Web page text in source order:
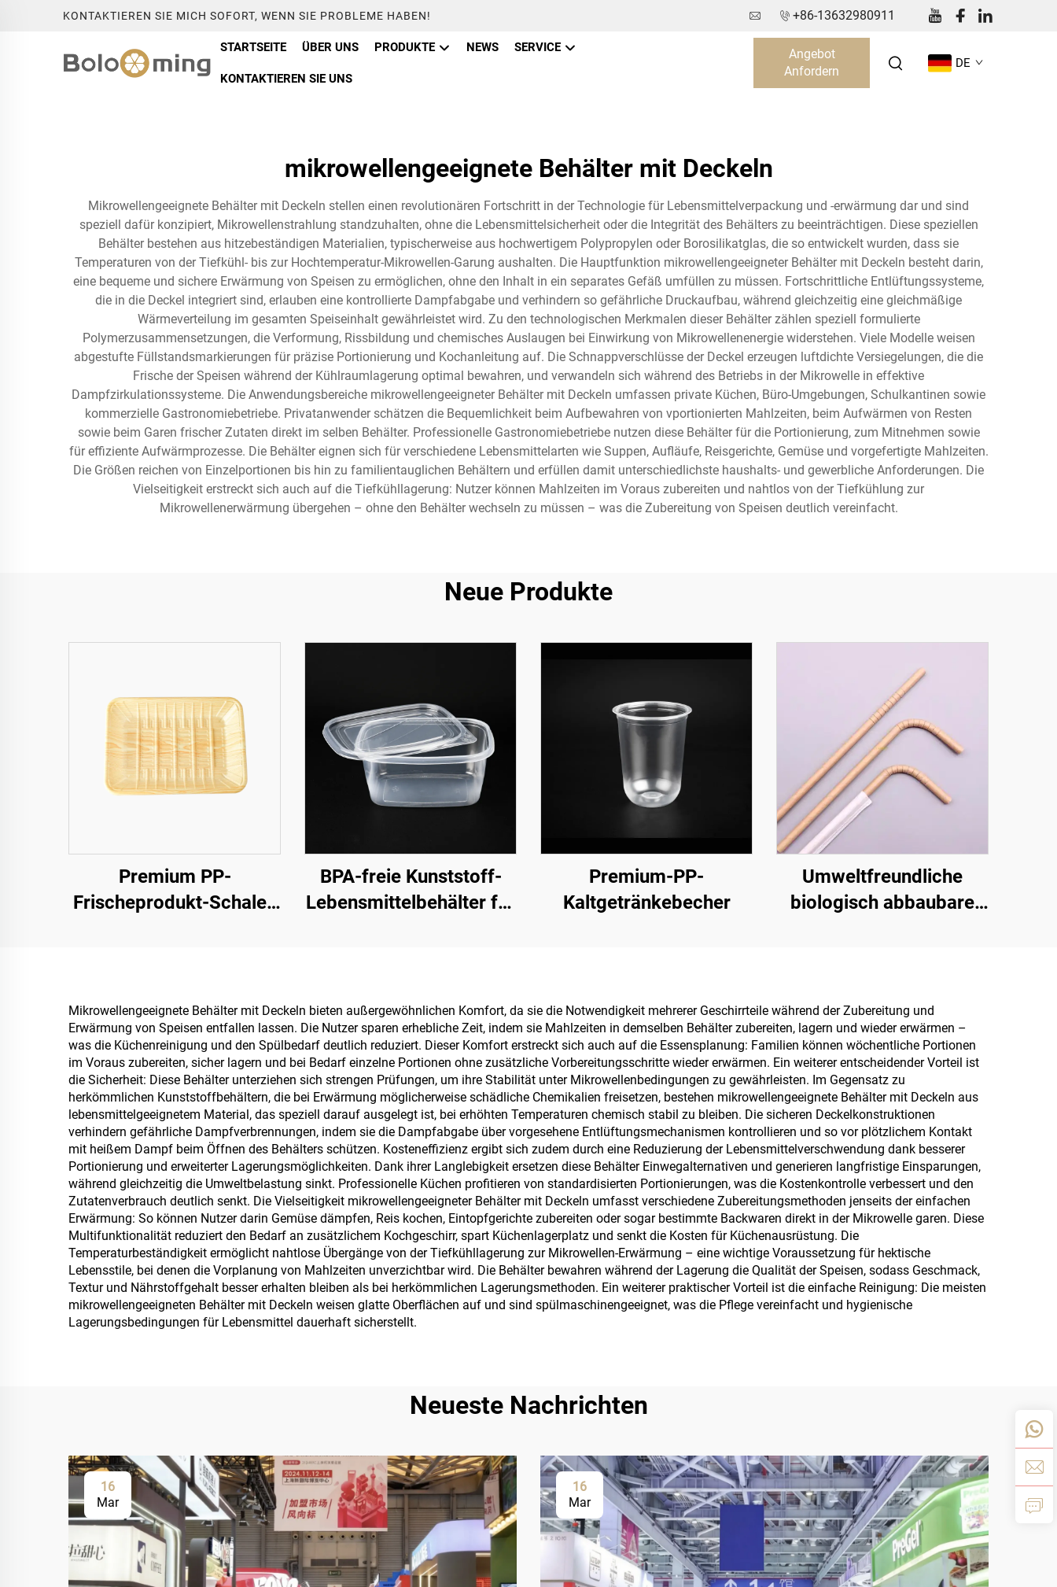
KONTAKTIEREN SIE MICH SOFORT, WENN SIE PROBLEME HABEN! +86-13632980911
STARTSEITE ÜBER UNS PRODUKTE NEWS SERVICE
KONTAKTIEREN SIE UNS
Angebot
Anfordern
DE
mikrowellengeeignete Behälter mit Deckeln
Mikrowellengeeignete Behälter mit Deckeln stellen einen revolutionären Fortschritt in der Technologie für Lebensmittelverpackung und -erwärmung dar und sind
speziell dafür konzipiert, Mikrowellenstrahlung standzuhalten, ohne die Lebensmittelsicherheit oder die Integrität des Behälters zu beeinträchtigen. Diese speziellen
Behälter bestehen aus hitzebeständigen Materialien, typischerweise aus hochwertigem Polypropylen oder Borosilikatglas, die so entwickelt wurden, dass sie
Temperaturen von der Tiefkühl- bis zur Hochtemperatur-Mikrowellen-Garung aushalten. Die Hauptfunktion mikrowellengeeigneter Behälter mit Deckeln besteht darin,
eine bequeme und sichere Erwärmung von Speisen zu ermöglichen, ohne den Inhalt in ein separates Gefäß umfüllen zu müssen. Fortschrittliche Entlüftungssysteme,
die in die Deckel integriert sind, erlauben eine kontrollierte Dampfabgabe und verhindern so gefährliche Druckaufbau, während gleichzeitig eine gleichmäßige
Wärmeverteilung im gesamten Speiseinhalt gewährleistet wird. Zu den technologischen Merkmalen dieser Behälter zählen speziell formulierte
Polymerzusammensetzungen, die Verformung, Rissbildung und chemisches Auslaugen bei Einwirkung von Mikrowellenenergie widerstehen. Viele Modelle weisen
abgestufte Füllstandsmarkierungen für präzise Portionierung und Kochanleitung auf. Die Schnappverschlüsse der Deckel erzeugen luftdichte Versiegelungen, die die
Frische der Speisen während der Kühlraumlagerung optimal bewahren, und verwandeln sich während des Betriebs in der Mikrowelle in effektive
Dampfzirkulationssysteme. Die Anwendungsbereiche mikrowellengeeigneter Behälter mit Deckeln umfassen private Küchen, Büro-Umgebungen, Schulkantinen sowie
kommerzielle Gastronomiebetriebe. Privatanwender schätzen die Bequemlichkeit beim Aufbewahren von vportionierten Mahlzeiten, beim Aufwärmen von Resten
sowie beim Garen frischer Zutaten direkt im selben Behälter. Professionelle Gastronomiebetriebe nutzen diese Behälter für die Portionierung, zum Mitnehmen sowie
für effiziente Aufwärmprozesse. Die Behälter eignen sich für verschiedene Lebensmittelarten wie Suppen, Aufläufe, Reisgerichte, Gemüse und vorgefertigte Mahlzeiten.
Die Größen reichen von Einzelportionen bis hin zu familientauglichen Behältern und erfüllen damit unterschiedlichste haushalts- und gewerbliche Anforderungen. Die
Vielseitigkeit erstreckt sich auch auf die Tiefkühllagerung: Nutzer können Mahlzeiten im Voraus zubereiten und nahtlos von der Tiefkühlung zur
Mikrowellenerwärmung übergehen – ohne den Behälter wechseln zu müssen – was die Zubereitung von Speisen deutlich vereinfacht.
Neue Produkte
Premium PP-
Frischeprodukt-Schalen
BPA-freie Kunststoff-
Lebensmittelbehälter für
Premium-PP-
Kaltgetränkebecher
Umweltfreundliche
biologisch abbaubare
Mikrowellengeeignete Behälter mit Deckeln bieten außergewöhnlichen Komfort, da sie die Notwendigkeit mehrerer Geschirrteile während der Zubereitung und
Erwärmung von Speisen entfallen lassen. Die Nutzer sparen erhebliche Zeit, indem sie Mahlzeiten in demselben Behälter zubereiten, lagern und wieder erwärmen –
was die Küchenreinigung und den Spülbedarf deutlich reduziert. Dieser Komfort erstreckt sich auch auf die Essensplanung: Familien können wöchentliche Portionen
im Voraus zubereiten, sicher lagern und bei Bedarf einzelne Portionen ohne zusätzliche Vorbereitungsschritte wieder erwärmen. Ein weiterer entscheidender Vorteil ist
die Sicherheit: Diese Behälter unterziehen sich strengen Prüfungen, um ihre Stabilität unter Mikrowellenbedingungen zu gewährleisten. Im Gegensatz zu
herkömmlichen Kunststoffbehältern, die bei Erwärmung möglicherweise schädliche Chemikalien freisetzen, bestehen mikrowellengeeignete Behälter mit Deckeln aus
lebensmittelgeeignetem Material, das speziell darauf ausgelegt ist, bei erhöhten Temperaturen chemisch stabil zu bleiben. Die sicheren Deckelkonstruktionen
verhindern gefährliche Dampfverbrennungen, indem sie die Dampfabgabe über vorgesehene Entlüftungsmechanismen kontrollieren und so vor plötzlichem Kontakt
mit heißem Dampf beim Öffnen des Behälters schützen. Kosteneffizienz ergibt sich zudem durch eine Reduzierung der Lebensmittelverschwendung dank besserer
Portionierung und erweiterter Lagerungsmöglichkeiten. Dank ihrer Langlebigkeit ersetzen diese Behälter Einwegalternativen und generieren langfristige Einsparungen,
während gleichzeitig die Umweltbelastung sinkt. Professionelle Küchen profitieren von standardisierten Portionierungen, was die Kostenkontrolle verbessert und den
Zutatenverbrauch deutlich senkt. Die Vielseitigkeit mikrowellengeeigneter Behälter mit Deckeln umfasst verschiedene Zubereitungsmethoden jenseits der einfachen
Erwärmung: So können Nutzer darin Gemüse dämpfen, Reis kochen, Eintopfgerichte zubereiten oder sogar bestimmte Backwaren direkt in der Mikrowelle garen. Diese
Multifunktionalität reduziert den Bedarf an zusätzlichem Kochgeschirr, spart Küchenlagerplatz und senkt die Kosten für Küchenausrüstung. Die
Temperaturbeständigkeit ermöglicht nahtlose Übergänge von der Tiefkühllagerung zur Mikrowellen-Erwärmung – eine wichtige Voraussetzung für hektische
Lebensstile, bei denen die Vorplanung von Mahlzeiten unverzichtbar wird. Die Behälter bewahren während der Lagerung die Qualität der Speisen, sodass Geschmack,
Textur und Nährstoffgehalt besser erhalten bleiben als bei herkömmlichen Lagerungsmethoden. Ein weiterer praktischer Vorteil ist die einfache Reinigung: Die meisten
mikrowellengeeigneten Behälter mit Deckeln weisen glatte Oberflächen auf und sind spülmaschinengeeignet, was die Pflege vereinfacht und hygienische
Lagerungsbedingungen für Lebensmittel dauerhaft sicherstellt.
Neueste Nachrichten
16
Mar
16
Mar